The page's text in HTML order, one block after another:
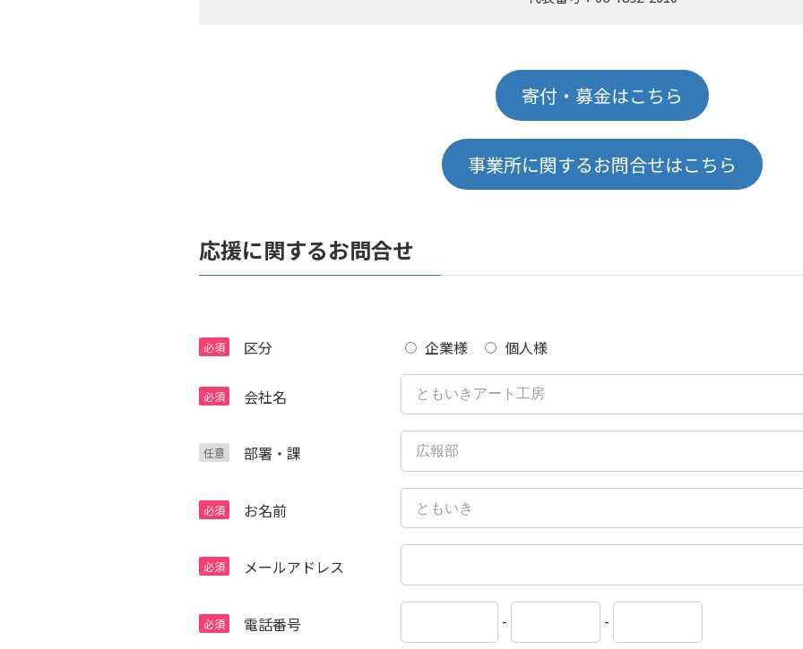
寄付・募金はこちら
事業所に関するお問合せはこちら
応援に関するお問合せ
区分 企業様 個人様
会社名
部署・課
お名前
メールアドレス
電話番号 - -